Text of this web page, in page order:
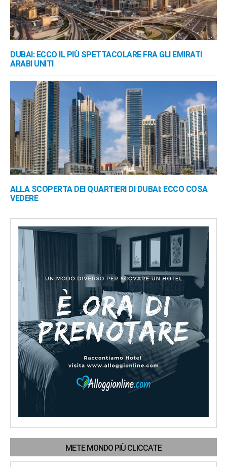
DUBAI: ECCO IL PIÙ SPETTACOLARE FRA GLI EMIRATI
ARABI UNITI
ALLA SCOPERTA DEI QUARTIERI DI DUBAI: ECCO COSA
VEDERE
METE MONDO PIÙ CLICCATE